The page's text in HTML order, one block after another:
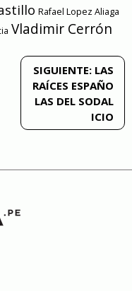
Rafael Lopez Aliaga
Vladimir Cerrón
SIGUIENTE: LAS
RAÍCES ESPAÑO
LAS DEL SODAL
ICIO